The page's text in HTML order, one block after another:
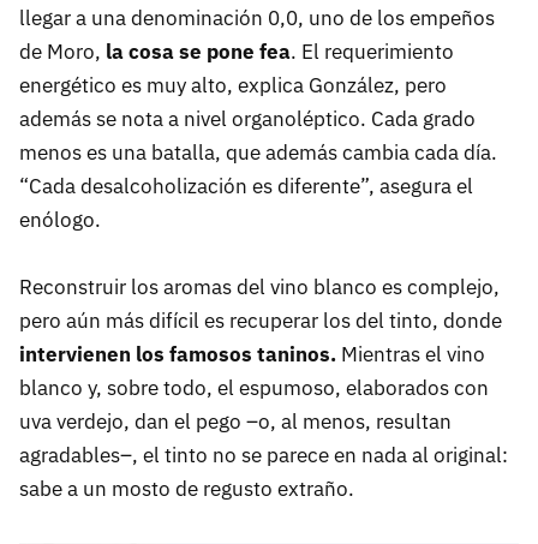
llegar a una denominación 0,0, uno de los empeños
de Moro, la cosa se pone fea. El requerimiento
energético es muy alto, explica González, pero
además se nota a nivel organoléptico. Cada grado
menos es una batalla, que además cambia cada día.
“Cada desalcoholización es diferente”, asegura el
enólogo.
Reconstruir los aromas del vino blanco es complejo,
pero aún más difícil es recuperar los del tinto, donde
intervienen los famosos taninos. Mientras el vino
blanco y, sobre todo, el espumoso, elaborados con
uva verdejo, dan el pego –o, al menos, resultan
agradables–, el tinto no se parece en nada al original:
sabe a un mosto de regusto extraño.